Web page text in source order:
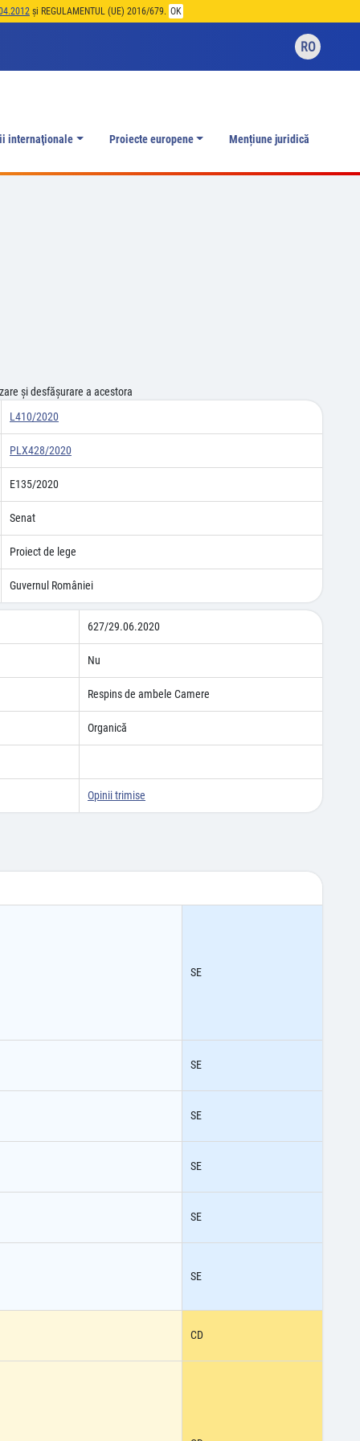
și REGULAMENTUL (UE) 2016/679. OK
RO
internaţionale Proiecte europene Mențiune juridică
și desfășurare a acestora
L410/2020
PLX428/2020
E135/2020
Senat
Proiect de lege
Guvernul României
627/29.06.2020
Nu
Respins de ambele Camere
Organică
Opinii trimise
SE
SE
SE
SE
SE
SE
CD